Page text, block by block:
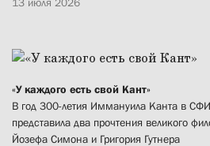
«У каждого есть свой Кант»
В год 300-летия Иммануила Канта в
представила два прочтения великого
Йозефа Симона и Григория Гутнера